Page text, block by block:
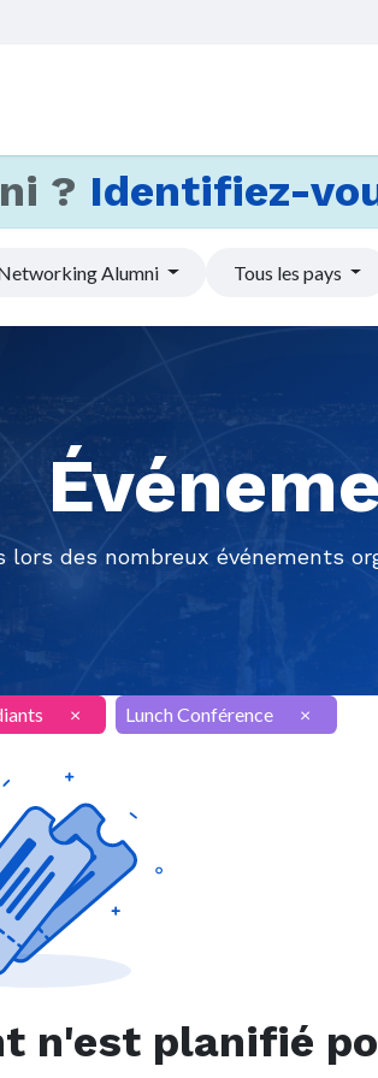
? Identifiez-
Alumni Tous les pays
lors des nombreux événements
× Lunch Conférence ×
n'est planifié